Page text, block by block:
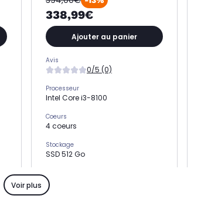
338,99€
Ajouter au panier
Avis
0/5 (0)
Processeur
Intel Core i3-8100
Coeurs
4 coeurs
Stockage
SSD 512 Go
8 Go
Voir plus